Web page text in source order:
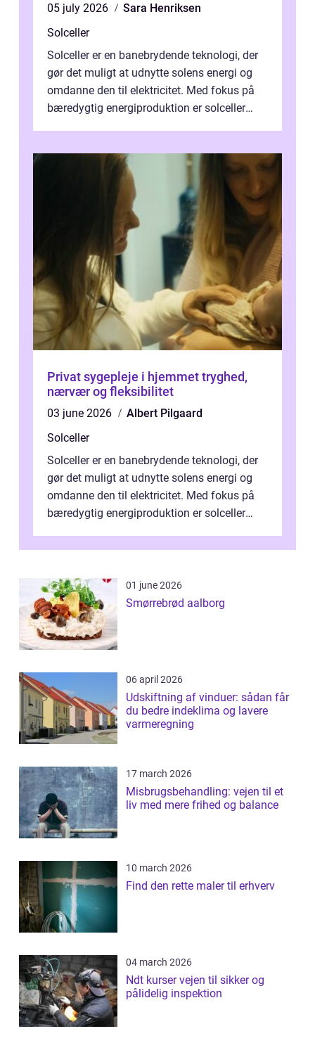
05 july 2026
Sara Henriksen
Solceller
Solceller er en banebrydende teknologi, der
gør det muligt at udnytte solens energi og
omdanne den til elektricitet. Med fokus på
bæredygtig energiproduktion er solceller
Privat sygepleje i hjemmet tryghed,
nærvær og fleksibilitet
03 june 2026
Albert Pilgaard
Solceller
Solceller er en banebrydende teknologi, der
gør det muligt at udnytte solens energi og
omdanne den til elektricitet. Med fokus på
bæredygtig energiproduktion er solceller
01 june 2026
Smørrebrød aalborg
06 april 2026
Udskiftning af vinduer: sådan får
du bedre indeklima og lavere
varmeregning
17 march 2026
Misbrugsbehandling: vejen til et
liv med mere frihed og balance
10 march 2026
Find den rette maler til erhverv
04 march 2026
Ndt kurser vejen til sikker og
pålidelig inspektion